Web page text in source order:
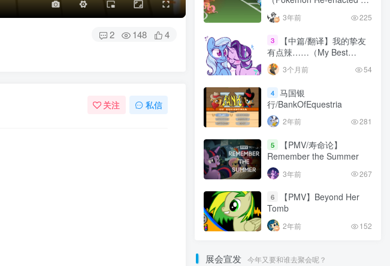
2 148 4
关注 私信
Ponies）
3年前 225
3
【中篇/翻译】我的挚友
有点辣……（My Best
Friend’s Kinda Hot…）
3个月前 54
4 马国银
行/BankOfEquestria
2年前 281
5
【PMV/寿命论】
Remember the Summer
3年前 267
6
【PMV】Beyond Her
Tomb
2年前 152
展会宣发 今年又要和谁去聚会呢？